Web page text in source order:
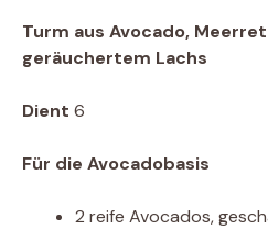
Turm aus Avocado,
geräuchertem Lachs
Dient 6
Für die Avocadobasis
2 reife Avocados,